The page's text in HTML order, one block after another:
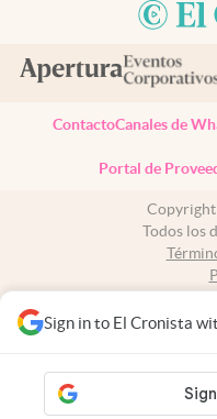
Sign in to El Cronista
ContactoCanales de
Portal de
Todos los
Tel:
propiedad intelectual: